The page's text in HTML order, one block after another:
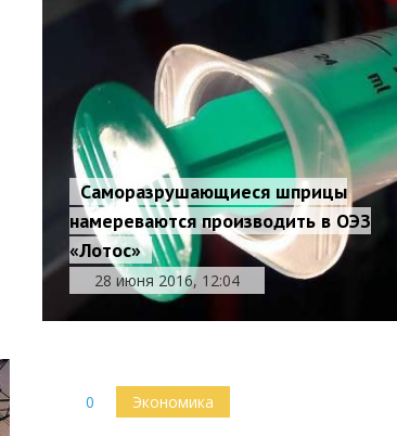
Саморазрушающиеся шприцы
намереваются производить в ОЭЗ
«Лотос»
28 июня 2016, 12:04
0 Экономика